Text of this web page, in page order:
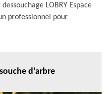
LOBRY Espace
professionnel pour
d’arbre